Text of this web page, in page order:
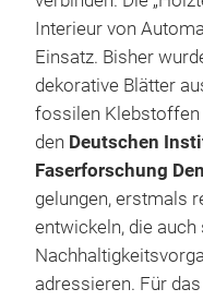
Interieur von
Einsatz. Bisher
dekorative Blätter
fossilen Klebstoffen
den Deutschen
Faserforschung
gelungen, erstmals
entwickeln, die auch
adressieren. Für